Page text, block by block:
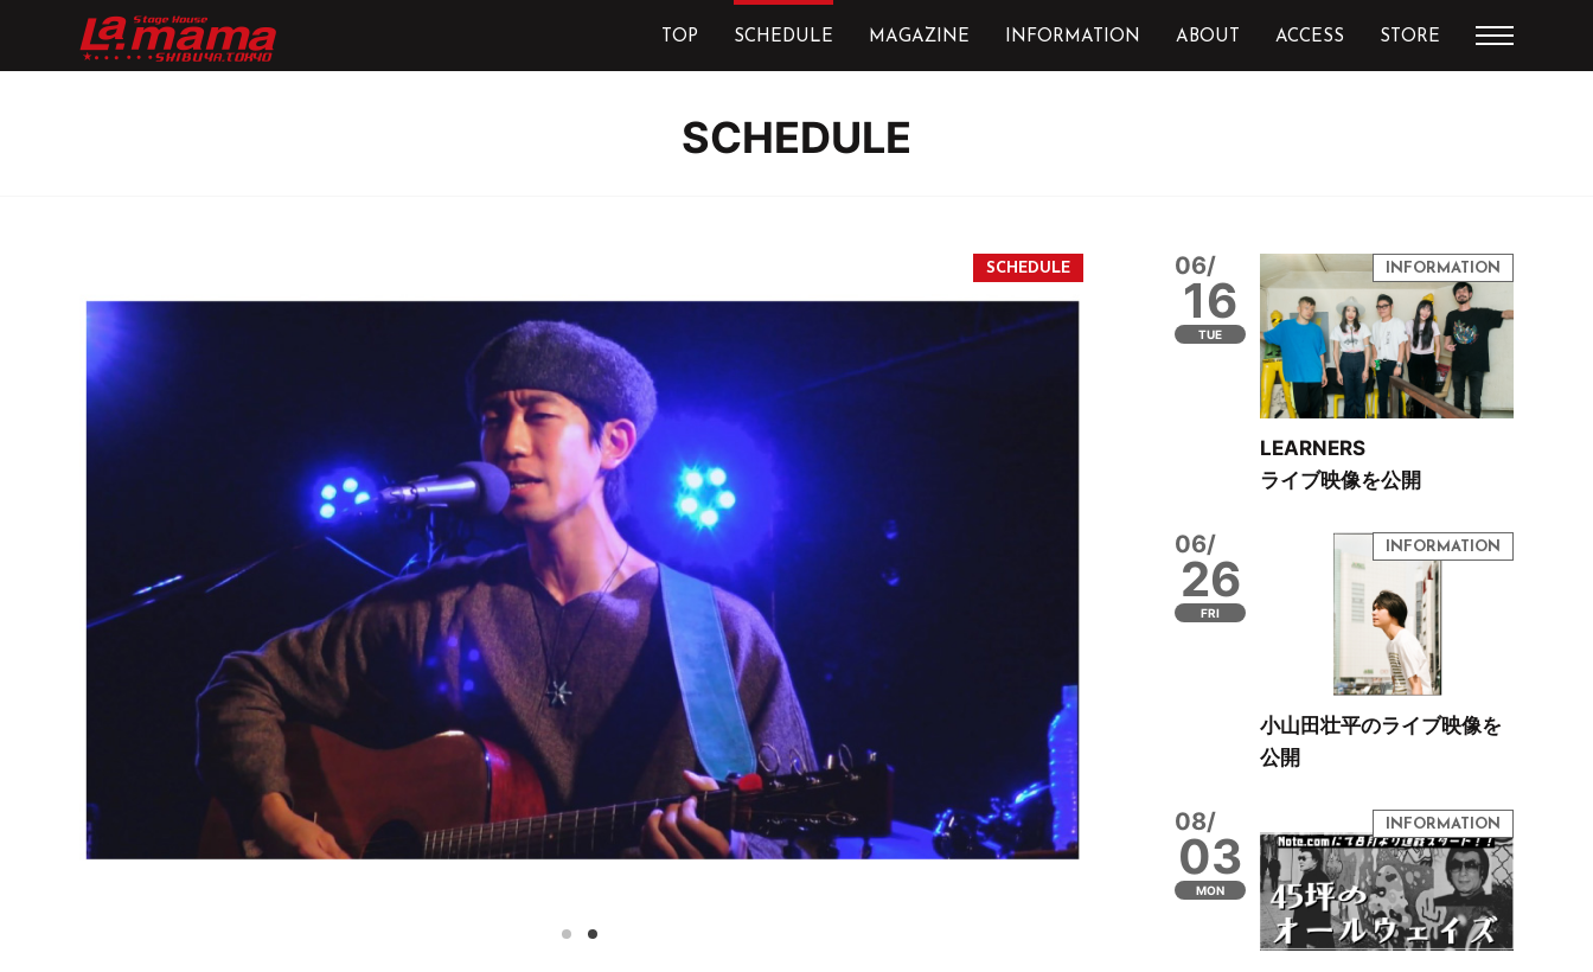
TOP SCHEDULE MAGAZINE INFORMATION ABOUT ACCESS STORE
SCHEDULE
06/
16
TUE
LEARNERS
ライブ映像を公開
06/
26
FRI
小山田壮平のライブ映像を
公開
08/
03
MON